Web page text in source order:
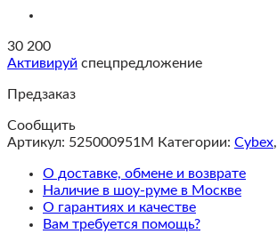
30 200
Активируй спецпредложение
Предзаказ
Сообщить
Артикул: 525000951M Категории: Cybex,
О доставке, обмене и возврате
Наличие в шоу-руме в Москве
О гарантиях и качестве
Вам требуется помощь?